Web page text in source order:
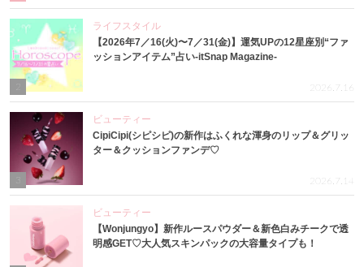
ライフスタイル
【2026年7／16(火)〜7／31(金)】運気UPの12星座別“ファ
ッションアイテム”占い-itSnap Magazine-
2026.7.16
3
ビューティー
CipiCipi(シピシピ)の新作はふくれな渾身のリップ＆グリッ
ター＆クッションファンデ♡
2026.7.14
ビューティー
【Wonjungyo】新作ルースパウダー＆新色白みチークで透
明感GET♡大人気スキンパックの大容量タイプも！